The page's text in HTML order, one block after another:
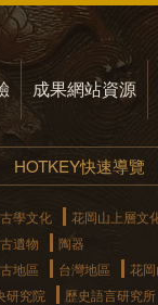
成果網站資源
HOTKEY快速導覽
學文化
花岡山上層文
遺物
陶器
地區 台灣地區 花
研究院 歷史語言研究所